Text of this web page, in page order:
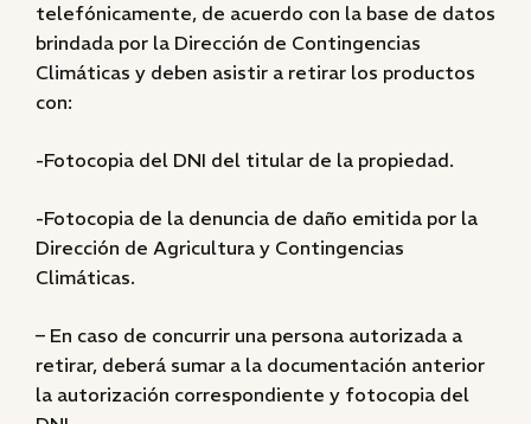
telefónicamente, de acuerdo con la base de datos
brindada por la Dirección de Contingencias
Climáticas y deben asistir a retirar los productos
con:
-Fotocopia del DNI del titular de la propiedad.
-Fotocopia de la denuncia de daño emitida por la
Dirección de Agricultura y Contingencias
Climáticas.
– En caso de concurrir una persona autorizada a
retirar, deberá sumar a la documentación anterior
la autorización correspondiente y fotocopia del